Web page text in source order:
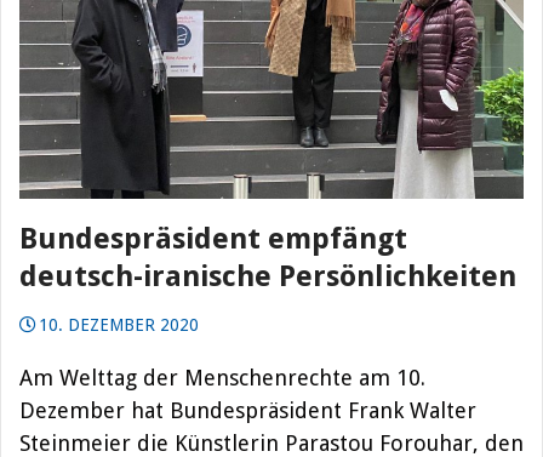
Bundespräsident empfängt
deutsch-iranische Persönlichkeiten
10. DEZEMBER 2020
Am Welttag der Menschenrechte am 10.
Dezember hat Bundespräsident Frank Walter
Steinmeier die Künstlerin Parastou Forouhar, den